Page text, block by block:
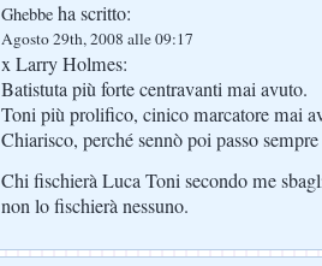
Ghebbe ha scritto:
Agosto 29th, 2008 alle 09:17
x Larry Holmes:
Batistuta più forte centravanti mai avuto.
Toni più prolifico, cinico marcatore mai
Chiarisco, perché sennò poi passo
Chi fischierà Luca Toni secondo me
non lo fischierà nessuno.